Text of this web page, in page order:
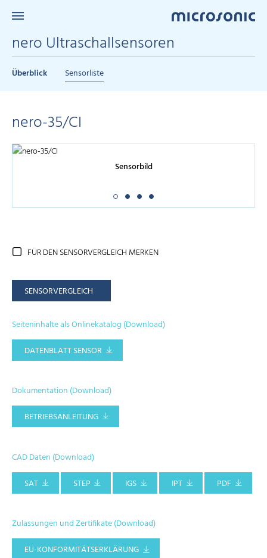
nero Ultraschallsensoren
Überblick Sensorliste
nero-35/CI
Sensorbild
FÜR DEN SENSORVERGLEICH MERKEN
SENSORVERGLEICH
Seiteninhalte als Onlinekatalog (Download)
DATENBLATT SENSOR
Dokumentation (Download)
BETRIEBSANLEITUNG
CAD Daten (Download)
SAT
STEP IGS IPT PDF
Zulassungen und Zertifikate (Download)
EU-KONFORMITÄTSERKLÄRUNG